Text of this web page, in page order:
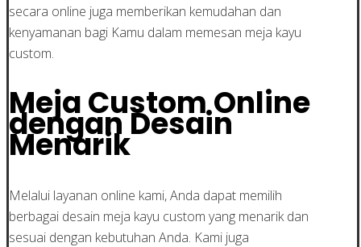
secara online juga memberikan kemudahan dan
kenyamanan bagi Kamu dalam memesan meja kayu
custom.
Meja Custom Online
dengan Desain
Menarik
Melalui layanan online kami, Anda dapat memilih
berbagai desain meja kayu custom yang menarik dan
sesuai dengan kebutuhan Anda. Kami juga